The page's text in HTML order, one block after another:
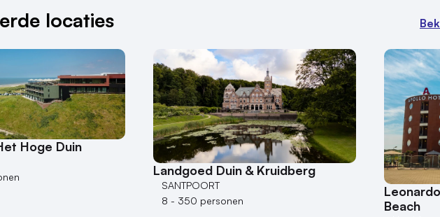
locaties
Hoge Duin
Landgoed Duin & Kruidberg
SANTPOORT
8 - 350 personen
Beach